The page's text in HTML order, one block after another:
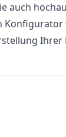
auch
Ihrer